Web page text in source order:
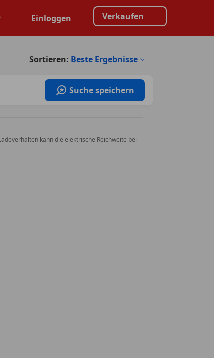
Einloggen Verkaufen
Sortieren: Beste Ergebnisse
Suche speichern
kann die elektrische Reichweite bei